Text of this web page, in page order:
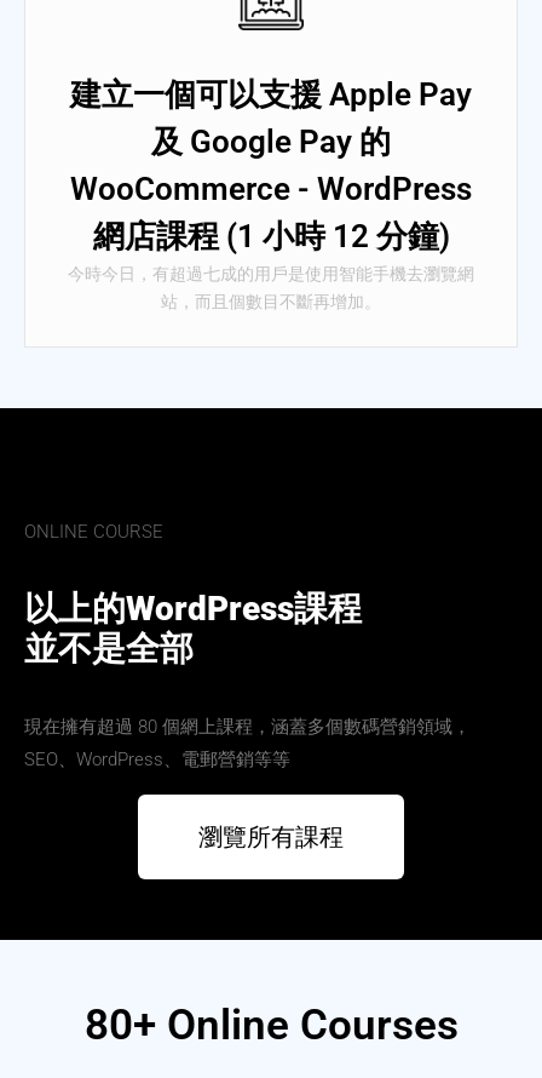
建立一個可以支援 Apple Pay
及 Google Pay 的
WooCommerce - WordPress
網店課程 (1 小時 12 分鐘)
今時今日，有超過七成的用戶是使用智能手機去瀏覽網
站，而且個數目不斷再增加。
ONLINE COURSE
以上的WordPress課程
並不是全部
現在擁有超過 80 個網上課程，涵蓋多個數碼營銷領域，
SEO、WordPress、電郵營銷等等
瀏覽所有課程
80+ Online Courses